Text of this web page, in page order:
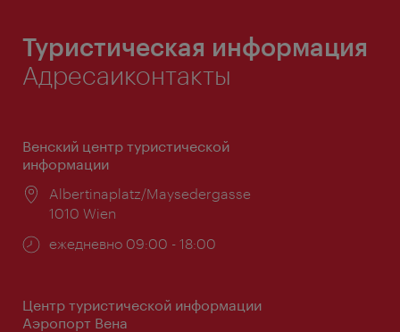
Туристическая информация
Адресаиконтакты
Венский центр туристической
информации
Расположение:
Albertinaplatz/Maysedergasse
1010 Wien
Часы
ежедневно 09:00 - 18:00
Центр туристической информации
Аэропорт Вена